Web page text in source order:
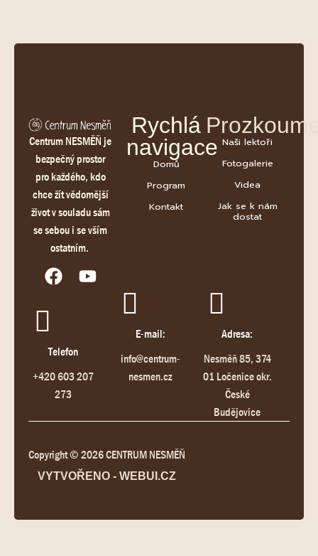
Centrum NESMĚŇ je
bezpečný prostor
pro každého, kdo
chce žít vědomější
život v souladu sám
se sebou i se vším
ostatním.
Rychlá
navigace
Domů
Program
Kontakt
Naši lektoři
Fotogalerie
Videa
Jak se k nám
dostat
Telefon
+420 603 207
273
E-mail:
info@centrum-
nesmen.cz
Adresa:
Nesměň 85, 374
01 Ločenice okr.
České
Budějovice
Copyright © 2026 CENTRUM NESMĚŇ
VYTVOŘENO - WEBUI.CZ